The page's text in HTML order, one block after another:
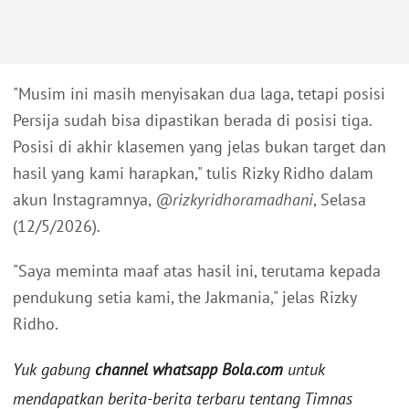
"Musim ini masih menyisakan dua laga, tetapi posisi
Persija sudah bisa dipastikan berada di posisi tiga.
Posisi di akhir klasemen yang jelas bukan target dan
hasil yang kami harapkan," tulis Rizky Ridho dalam
akun Instagramnya, @rizkyridhoramadhani, Selasa
(12/5/2026).
"Saya meminta maaf atas hasil ini, terutama kepada
pendukung setia kami, the Jakmania," jelas Rizky
Ridho.
Yuk gabung channel whatsapp Bola.com untuk
mendapatkan berita-berita terbaru tentang Timnas